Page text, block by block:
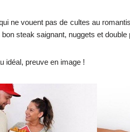
ne vouent pas de cultes au
steak saignant, nuggets et double
idéal, preuve en image !